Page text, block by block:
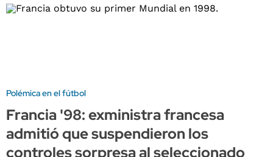
Polémica en el fútbol
Francia '98: exministra francesa
admitió que suspendieron los
controles sorpresa al seleccionado